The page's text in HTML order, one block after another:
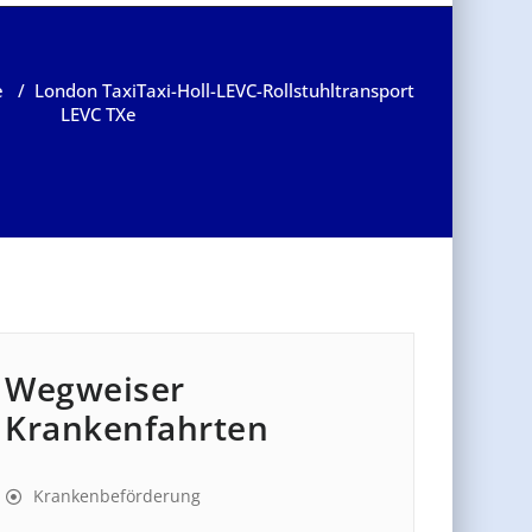
/ London Taxi
LEVC TXe
Taxi-Holl-LEVC-Rollstuhltransport
Wegweiser
Krankenfahrten
Krankenbeförderung